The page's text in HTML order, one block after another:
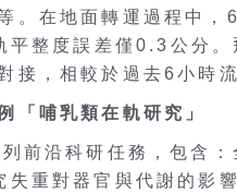
。在地面轉運過程中，
平整度誤差僅0.3公分
接，相較於過去6小時
哺乳類在軌研究」
前沿科研任務，包含：
重對器官與代謝的影